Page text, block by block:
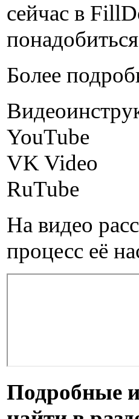
сейчас в
Более
YouTube
VK Video
RuTube
На видео
процесс её
Подробные